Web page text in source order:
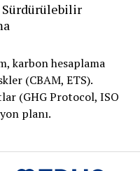
Sürdürülebilir
karbon hesaplama
(CBAM, ETS).
(GHG Protocol, ISO
planı.